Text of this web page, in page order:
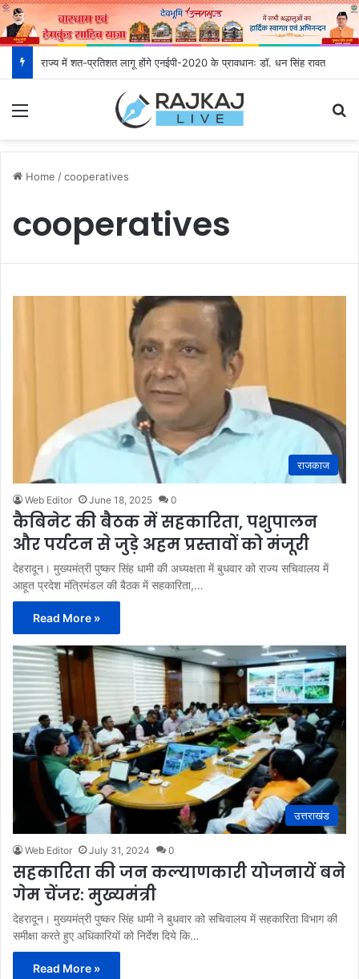
राज्य में शत-प्रतिशत लागू होंगे एनईपी-2020 के प्रावधानः डाॅ. धन सिंह रावत
Home /cooperatives
cooperatives
राजकाज
Web Editor June 18, 2025 0
कैबिनेट की बैठक में सहकारिता, पशुपालन
और पर्यटन से जुड़े अहम प्रस्तावों को मंजूरी
देहरादून। मुख्यमंत्री पुष्कर सिंह धामी की अध्यक्षता में बुधवार को राज्य सचिवालय में
आहूत प्रदेश मंत्रिमंडल की बैठक में सहकारिता,…
Read More »
उत्तराखंड
Web Editor July 31, 2024 0
सहकारिता की जन कल्याणकारी योजनायें बने
गेम चेंजर: मुख्यमंत्री
देहरादून। मुख्यमंत्री पुष्कर सिंह धामी ने बुधवार को सचिवालय में सहकारिता विभाग की
समीक्षा करते हुए अधिकारियों को निर्देश दिये कि…
Read More »